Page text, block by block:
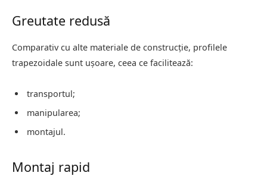
Greutate redusă
Comparativ cu alte materiale de construcție, profilele
trapezoidale sunt ușoare, ceea ce facilitează:
transportul;
manipularea;
montajul.
Montaj rapid